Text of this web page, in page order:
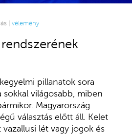
| vélemény
pillanatok sora
sokkal világosabb, miben
Magyarország
választás előtt áll. Kelet
lét vagy jogok és